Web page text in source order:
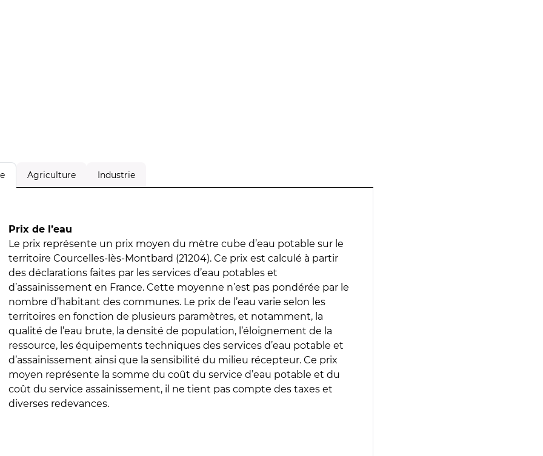
Agriculture Industrie
Prix de l’eau
Le prix représente un prix moyen du mètre cube d’eau potable sur le
territoire Courcelles-lès-Montbard (21204). Ce prix est calculé à partir
des déclarations faites par les services d’eau potables et
d’assainissement en France. Cette moyenne n’est pas pondérée par le
nombre d’habitant des communes. Le prix de l’eau varie selon les
territoires en fonction de plusieurs paramètres, et notamment, la
qualité de l’eau brute, la densité de population, l’éloignement de la
ressource, les équipements techniques des services d’eau potable et
d’assainissement ainsi que la sensibilité du milieu récepteur. Ce prix
moyen représente la somme du coût du service d’eau potable et du
coût du service assainissement, il ne tient pas compte des taxes et
diverses redevances.